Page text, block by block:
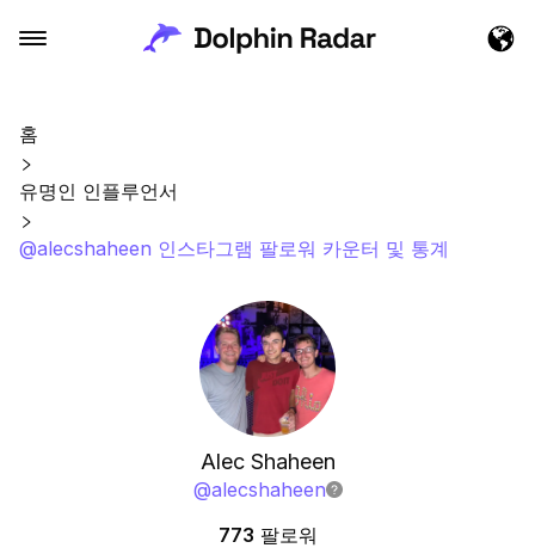
홈
유명인 인플루언서
@alecshaheen 인스타그램 팔로워 카운터 및 통계
Alec Shaheen
@alecshaheen
773 팔로워